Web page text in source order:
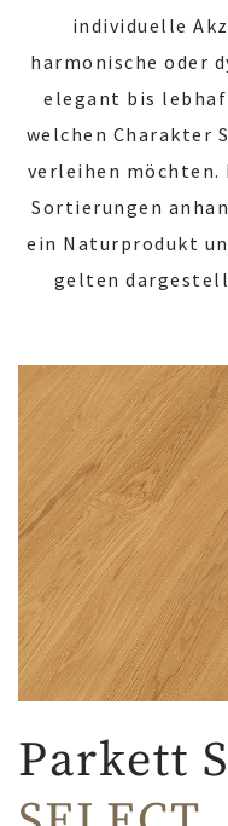
individuelle
harmonische oder
elegant bis
welchen Charakter
verleihen möchten.
Sortierungen
ein Naturprodukt
gelten
Parkett